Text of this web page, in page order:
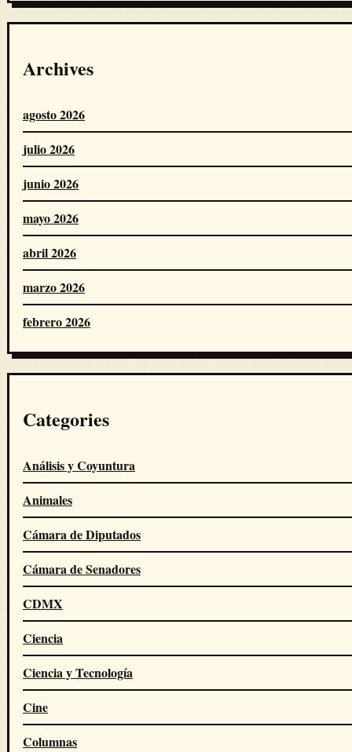
Archives
agosto 2026
julio 2026
junio 2026
mayo 2026
abril 2026
marzo 2026
febrero 2026
Categories
Análisis y Coyuntura
Animales
Cámara de Diputados
Cámara de Senadores
CDMX
Ciencia
Ciencia y Tecnología
Cine
Columnas